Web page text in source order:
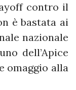
contro il
è bastata ai
nazionale
dell’Apice
omaggio alla